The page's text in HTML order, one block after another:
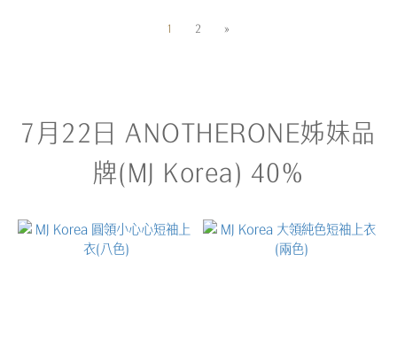
1 2 »
7月22日 ANOTHERONE姊妹品
牌(MJ Korea) 40%